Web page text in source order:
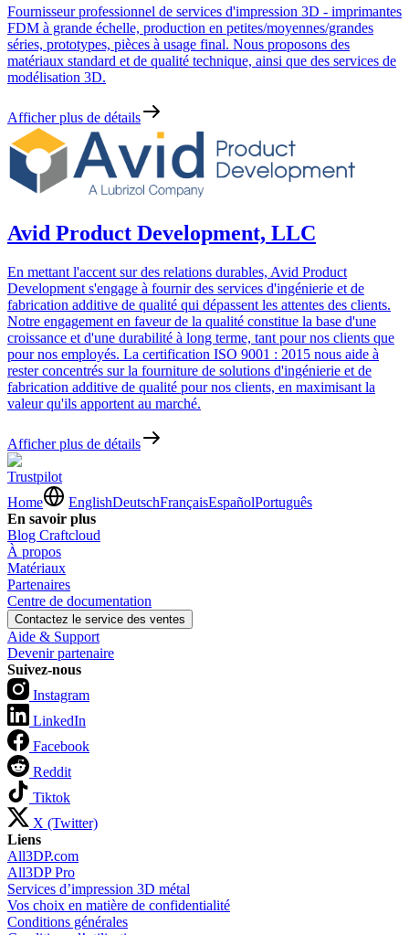
Fournisseur professionnel de services d'impression 3D - imprimantes
FDM à grande échelle, production en petites/moyennes/grandes
séries, prototypes, pièces à usage final. Nous proposons des
matériaux standard et de qualité technique, ainsi que des services de
modélisation 3D.
Afficher plus de détails
Avid Product Development, LLC
En mettant l'accent sur des relations durables, Avid Product
Development s'engage à fournir des services d'ingénierie et de
fabrication additive de qualité qui dépassent les attentes des clients.
Notre engagement en faveur de la qualité constitue la base d'une
croissance et d'une durabilité à long terme, tant pour nos clients que
pour nos employés. La certification ISO 9001 : 2015 nous aide à
rester concentrés sur la fourniture de solutions d'ingénierie et de
fabrication additive de qualité pour nos clients, en maximisant la
valeur qu'ils apportent au marché.
Afficher plus de détails
Trustpilot
Home
EnglishDeutschFrançaisEspañolPortuguês
En savoir plus
Blog Craftcloud
À propos
Matériaux
Partenaires
Centre de documentation
Contactez le service des ventes
Aide & Support
Devenir partenaire
Suivez-nous
Instagram
LinkedIn
Facebook
Reddit
Tiktok
X (Twitter)
Liens
All3DP.com
All3DP Pro
Services d’impression 3D métal
Vos choix en matière de confidentialité
Conditions générales